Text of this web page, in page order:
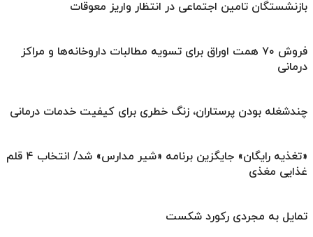
بازنشستگان تامین اجتماعی در انتظار واریز معوقات
فروش ۷۰ همت اوراق برای تسویه مطالبات داروخانه‌ها و مراکز
درمانی
چندشغله بودن پرستاران، زنگ خطری برای کیفیت خدمات درمانی
«تغذیه رایگان» جایگزین برنامه «شیر مدارس» شد/ انتخاب ۴ قلم
غذایی مغذی
تمایل به مجردی رکورد شکست